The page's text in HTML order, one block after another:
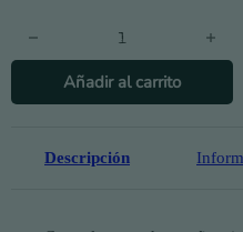
Sudadera Giulia cantidad
Añadir al carrito
Descripción